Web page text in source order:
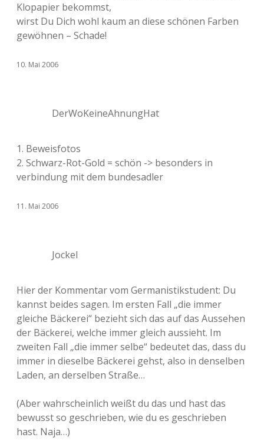
Klopapier bekommst,
wirst Du Dich wohl kaum an diese schönen Farben
gewöhnen – Schade!
10. Mai 2006
DerWoKeineAhnungHat
1. Beweisfotos
2. Schwarz-Rot-Gold = schön -> besonders in
verbindung mit dem bundesadler
11. Mai 2006
Jockel
Hier der Kommentar vom Germanistikstudent: Du
kannst beides sagen. Im ersten Fall „die immer
gleiche Bäckerei“ bezieht sich das auf das Aussehen
der Bäckerei, welche immer gleich aussieht. Im
zweiten Fall „die immer selbe“ bedeutet das, dass du
immer in dieselbe Bäckerei gehst, also in denselben
Laden, an derselben Straße…
(Aber wahrscheinlich weißt du das und hast das
bewusst so geschrieben, wie du es geschrieben
hast. Naja…)